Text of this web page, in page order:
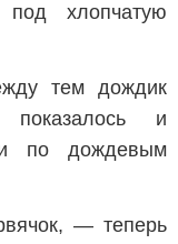
под хлопчатую
тем дождик
показалось и
по дождевым
— теперь